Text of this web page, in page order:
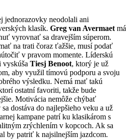
jednorazovky neodolali ani
klasík. Greg van Avermaet má
vyrovnať sa dravejším súperom.
na trati čoraz ťažšie, musí podať
v pravom momente. Líderskú
vyskúša Tiesj Benoot, ktorý je už
aby využil tímovú podporu a svoju
výsledku. Nemá mať takú
ostatní favoriti, takže bude
Motivácia nemôže chýbať
dostáva do najlepšieho veku a už
kampane patrí ku klasikárom s
zrýchlením v kopcoch. Ak sa
by patriť k najsilnejším jazdcom.